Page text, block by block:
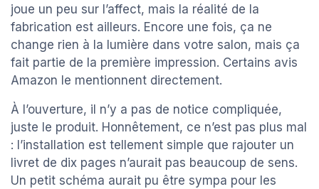
joue un peu sur l’affect, mais la réalité de la
fabrication est ailleurs. Encore une fois, ça ne
change rien à la lumière dans votre salon, mais ça
fait partie de la première impression. Certains avis
Amazon le mentionnent directement.
À l’ouverture, il n’y a pas de notice compliquée,
juste le produit. Honnêtement, ce n’est pas plus mal
: l’installation est tellement simple que rajouter un
livret de dix pages n’aurait pas beaucoup de sens.
Un petit schéma aurait pu être sympa pour les